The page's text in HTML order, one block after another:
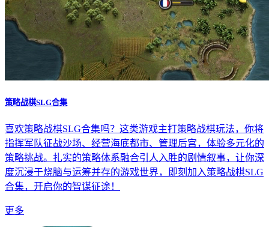
策略战棋SLG合集
喜欢策略战棋SLG合集吗？这类游戏主打策略战棋玩法，你将
指挥军队征战沙场、经营海底都市、管理后宫，体验多元化的
策略挑战。扎实的策略体系融合引人入胜的剧情叙事，让你深
度沉浸于烧脑与运筹并存的游戏世界，即刻加入策略战棋SLG
合集，开启你的智谋征途！
更多